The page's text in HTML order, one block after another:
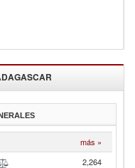
más »
2,264